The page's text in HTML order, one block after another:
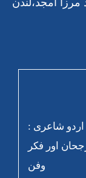
امجد،لندن
شاعری :
اور فکر
وفن